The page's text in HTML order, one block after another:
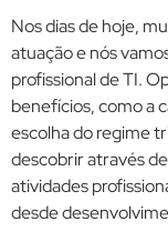
Nos dias de hoje,
atuação e nós
profissional de TI.
benefícios, como a
escolha do regime
descobrir através
atividades
desde